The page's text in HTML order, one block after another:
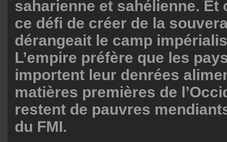
saharienne et sahélienne. Et
ce défi de créer de la
dérangeait le camp
L’empire préfère que les
importent leur denrées
matières premières de
restent de pauvres
du FMI.